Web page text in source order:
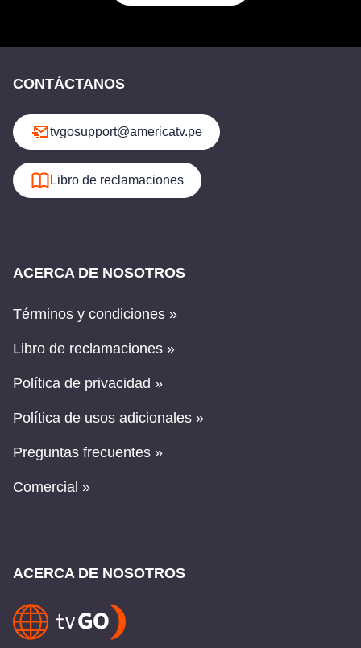
CONTÁCTANOS
tvgosupport@americatv.pe
Libro de reclamaciones
ACERCA DE NOSOTROS
Términos y condiciones »
Libro de reclamaciones »
Política de privacidad »
Política de usos adicionales »
Preguntas frecuentes »
Comercial »
ACERCA DE NOSOTROS